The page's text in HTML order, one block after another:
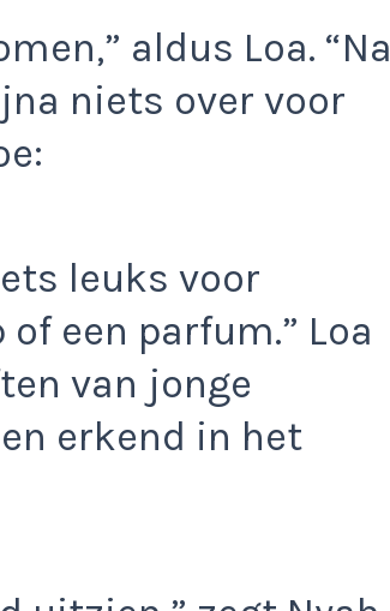
aldus Loa. “Na
niets over voor
leuks voor
een parfum.” Loa
van jonge
erkend in het